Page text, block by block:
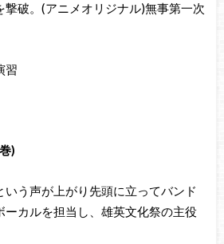
撃破。(アニメオリジナル)無事第一次
習
巻)
う声が上がり先頭に立ってバンド
ーカルを担当し、雄英文化祭の主役